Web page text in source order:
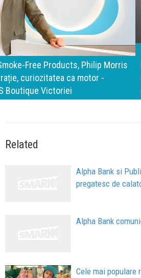
140 de ani de Mercedes-Benz.
important „test al timpului” este să
cu aceeași responsabilitate față de
calitate
Related
Alpha Bank si
pregatesc de
Alpha Bank
Cele mai populare